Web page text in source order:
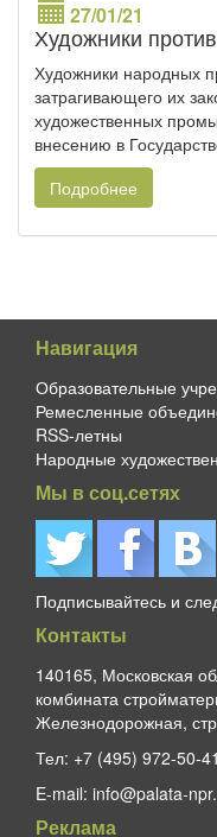
27/01/21
Художники
Художники народных
затрагивающего их
художественных
внесению в
Подробнее
Навигация
Образовательные
Ремесленные
RSS-летны
Народные
Мы в соц.сетях
Подписывайтесь и
Контакты
140165, Московская
комбината
Железнодорожная,
Тел: +7 (495) 972-50-
E-mail: info@palata-
Реклама